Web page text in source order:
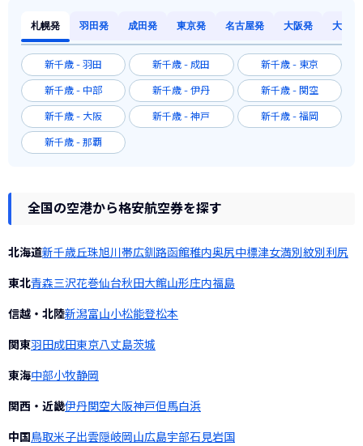
札幌発 羽田発 成田発 東京発 名古屋発 大阪発 大阪発
新千歳 - 羽田 新千歳 - 成田 新千歳 - 東京
新千歳 - 中部 新千歳 - 伊丹 新千歳 - 関空
新千歳 - 大阪 新千歳 - 神戸 新千歳 - 福岡
新千歳 - 那覇
全国の空港から格安航空券を探す
北海道新千歳丘珠旭川 帯広釧路函館稚内奥尻中標津女満別紋別利尻
東北青森三沢花巻仙台秋田大館山形庄内福島
信越・北陸新潟富山小松能登松本
関東羽田成田東京八丈島茨城
東海中部小牧静岡
関西・近畿伊丹関空大阪神戸但馬白浜
中国鳥取米子出雲隠岐岡山広島宇部石見岩国